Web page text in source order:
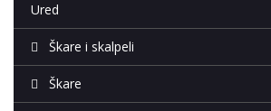
Ured
Škare i skalpeli
Škare